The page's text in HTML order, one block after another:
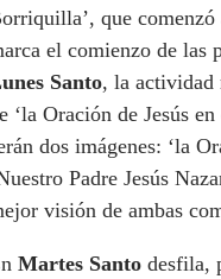
que comenzó
el comienzo de las
Santo, la actividad
‘la Oración de Jesús
dos imágenes: ‘la
Padre Jesús
visión de ambas
Martes Santo desfila,